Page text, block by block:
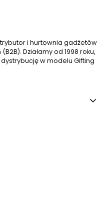
i hurtownia gadżetów
Działamy od 1998 roku,
w modelu Gifting